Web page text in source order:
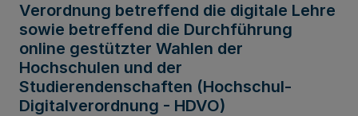
Verordnung betreffend die digitale Lehre
sowie betreffend die Durchführung
online gestützter Wahlen der
Hochschulen und der
Studierendenschaften (Hochschul-
Digitalverordnung - HDVO)